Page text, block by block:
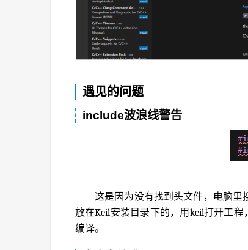
遇见的问题
include波浪线警告
这是因为没有找到头文件，电脑里
放在Keil安装目录下的，用keil打开工
编译。